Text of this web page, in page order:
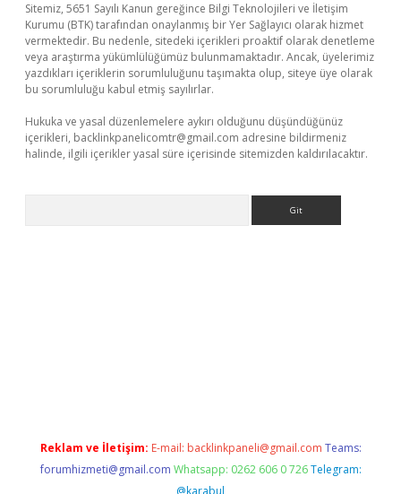
Sitemiz, 5651 Sayılı Kanun gereğince Bilgi Teknolojileri ve İletişim
Kurumu (BTK) tarafından onaylanmış bir Yer Sağlayıcı olarak hizmet
vermektedir. Bu nedenle, sitedeki içerikleri proaktif olarak denetleme
veya araştırma yükümlülüğümüz bulunmamaktadır. Ancak, üyelerimiz
yazdıkları içeriklerin sorumluluğunu taşımakta olup, siteye üye olarak
bu sorumluluğu kabul etmiş sayılırlar.
Hukuka ve yasal düzenlemelere aykırı olduğunu düşündüğünüz
içerikleri, backlinkpanelicomtr@gmail.com adresine bildirmeniz
halinde, ilgili içerikler yasal süre içerisinde sitemizden kaldırılacaktır.
Reklam ve İletişim: E-mail: backlinkpaneli@gmail.com Teams:
forumhizmeti@gmail.com Whatsapp: 0262 606 0 726 Telegram:
@karabul